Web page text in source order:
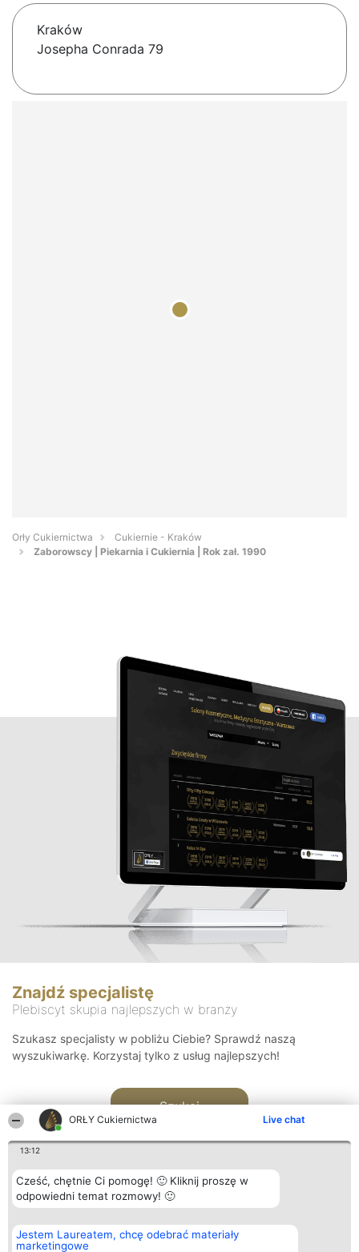
ORŁY Cukiernictwa Live chat
13:12
Cześć, chętnie Ci pomogę! 🙂 Kliknij proszę w
odpowiedni temat rozmowy! 🙂
Jestem Laureatem, chcę odebrać materiały
marketingowe
Kraków
Josepha Conrada 79
Orły Cukiernictwa
Cukiernie - Kraków
Zaborowscy | Piekarnia i Cukiernia | Rok zał. 1990
Znajdź specjalistę
Plebiscyt skupia najlepszych w branży
Szukasz specjalisty w pobliżu Ciebie? Sprawdź naszą
wyszukiwarkę. Korzystaj tylko z usług najlepszych!
Szukaj
Organizator plebiscytu
Bright Side Solutions sp. z o.
o. sp. k.
Plebiscyt
Laureaci
Kontakt
Kontakt